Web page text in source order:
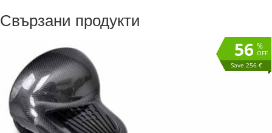
Свързани продукти
%
OFF
56
Save 256 €